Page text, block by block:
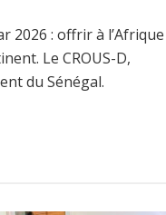
2026 : offrir à l’Afrique
Le CROUS-D,
du Sénégal.